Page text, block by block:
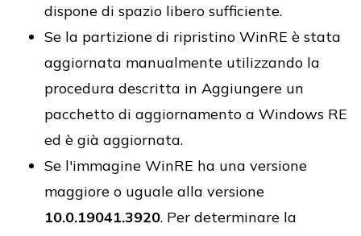
dispone di spazio libero sufficiente.
Se la partizione di ripristino WinRE è stata
aggiornata manualmente utilizzando la
procedura descritta in Aggiungere un
pacchetto di aggiornamento a Windows RE
ed è già aggiornata.
Se l'immagine WinRE ha una versione
maggiore o uguale alla versione
10.0.19041.3920. Per determinare la